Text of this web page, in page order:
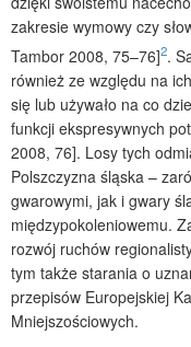
zakresie wymowy czy
Tambor 2008, 75–76]2.
również ze względu na
się lub używało na co
funkcji ekspresywnych
2008, 76]. Losy tych
Polszczyzna śląska –
gwarowymi, jak i gwary
międzypokoleniowemu.
rozwój ruchów
tym także starania o
przepisów Europejskiej
Mniejszościowych.